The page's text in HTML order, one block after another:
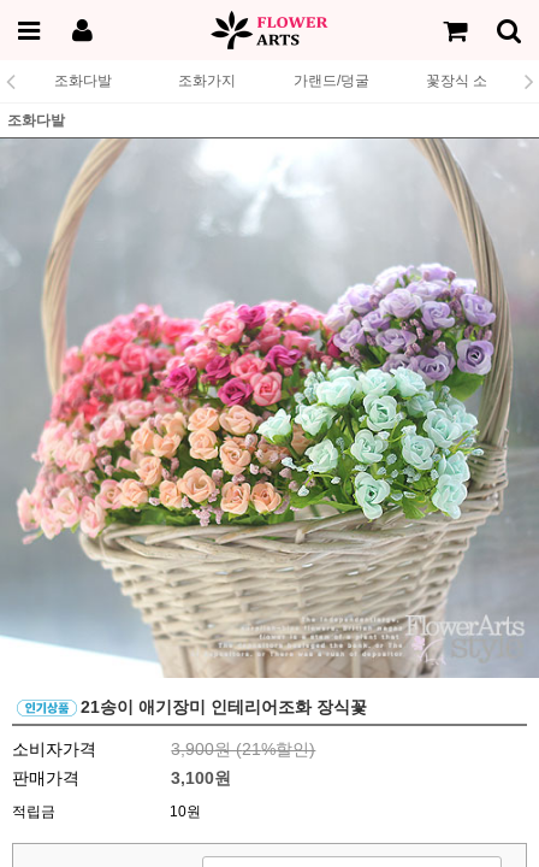
조화다발 조화가지 가랜드/덩굴 꽃장식 소
조화다발
21송이 애기장미 인테리어조화 장식꽃
소비자가격 3,900원 (21%할인)
판매가격
3,100원
적립금 10원